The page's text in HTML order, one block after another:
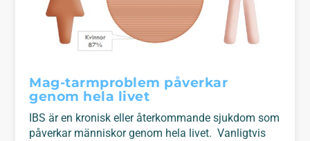
Mag-tarmproblem påverkar
genom hela livet
IBS är en kronisk eller återkommande sjukdom som
påverkar människor genom hela livet. Vanligtvis